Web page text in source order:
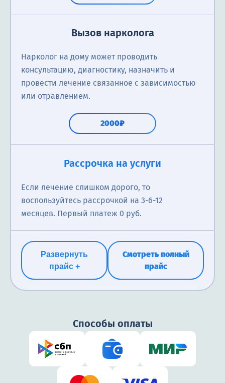
Вызов нарколога
Нарколог на дому может проводить
консультацию, диагностику, назначить и
провести лечение связанное с зависимостью
или отравлением.
2000₽
отмены. Она может включать в себя прием
медикаментов, которые заменяют опиоиды, а также
поддерживающую терапию, такую как
психологическую помощь и программы
реабилитации.
4000₽
отношении наркологических проблем; выявление
наличия наркотической зависимости; назначение
соответствующего лечения; консультацию
родственников о проблеме зависимости близкого
человека.
бесплатно
Рассрочка на услуги
Если лечение слишком дорого, то
воспользуйтесь рассрочкой на 3-6-12
месяцев. Первый платеж 0 руб.
Развернуть
прайс +
Смотреть полный
прайс
Способы оплаты